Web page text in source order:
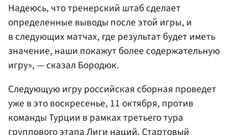
Надеюсь, что тренерский штаб сделает
определенные выводы после этой игры, и
в следующих матчах, где результат будет иметь
значение, наши покажут более содержательную
игру», — сказал Бородюк.
Следующую игру российская сборная проведет
уже в это воскресенье, 11 октября, против
команды Турции в рамках третьего тура
группового этапа Лиги наций. Стартовый